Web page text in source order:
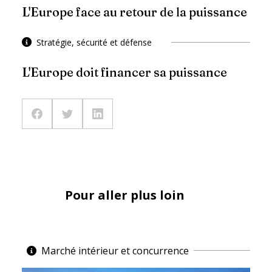
L'Europe face au retour de la puissance
Stratégie, sécurité et défense
L'Europe doit financer sa puissance
Pour aller plus loin
Marché intérieur et concurrence